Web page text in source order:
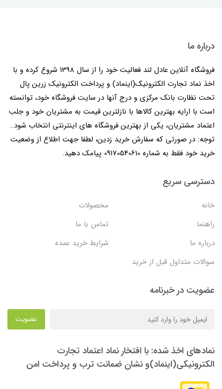
درباره ما
فروشگاه آنلاین عادل لند فعالیت خود را از سال 1398 شروع کرده و با
اخذ نماد تجارت الکترونیک(اینماد) و پرداخت الکترونیک زرین پال
تحت نظارت بانک مرکزی و درج آنها در سایت فروشگاه خود، توانسته
است با ارایه بهترین کالاها با نازلترین قیمت به مشتریان خود و جلب
اعتماد مشتریان، یکی از بهترین فروشگاه های اینترنتی انتخاب شود..
توجه: در صورتی که سفارش خرید زدین، لطفا جهت اطلاع از وضعیت
خرید خود فقط به شماره 09170540610 پیامک دهید.
دسترسی سریع
خانه
محصولات
راهنما
تماس با ما
درباره ما
شرایط خرید عمده
سوالات متداول قبل از خرید
عضویت در خبرنامه
عضویت
نمادهای اخذ شده: با افتخار نماد اعتماد تجارت
الکترونیکی(اینماد)و نشان ضمانت ترب و پرداخت امن